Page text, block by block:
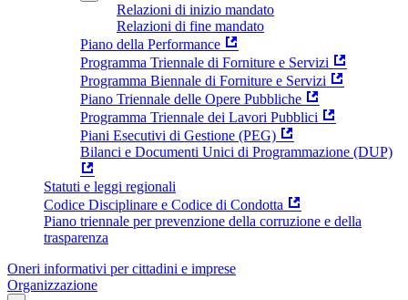
Relazioni di inizio mandato
Relazioni di fine mandato
Piano della Performance
Programma Triennale di Forniture e Servizi
Programma Biennale di Forniture e Servizi
Piano Triennale delle Opere Pubbliche
Programma Triennale dei Lavori Pubblici
Piani Esecutivi di Gestione (PEG)
Bilanci e Documenti Unici di Programmazione (DUP)
Statuti e leggi regionali
Codice Disciplinare e Codice di Condotta
Piano triennale per prevenzione della corruzione e della
trasparenza
Oneri informativi per cittadini e imprese
Organizzazione